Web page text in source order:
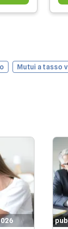
Mutui a tasso